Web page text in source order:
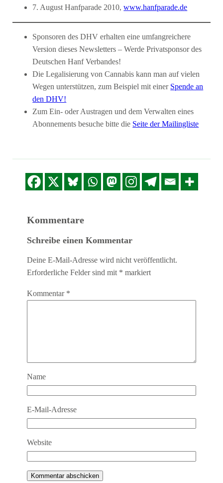
7. August Hanfparade 2010,www.hanfparade.de
Sponsoren des DHV erhalten eine umfangreichere
Version dieses Newsletters – Werde Privatsponsor des
Deutschen Hanf Verbandes!
Die Legalisierung von Cannabis kann man auf vielen
Wegen unterstützen, zum Beispiel mit einer Spende an
den DHV!
Zum Ein- oder Austragen und dem Verwalten eines
Abonnements besuche bitte die Seite der Mailingliste
Kommentare
Schreibe einen Kommentar
Deine E-Mail-Adresse wird nicht veröffentlicht.
Erforderliche Felder sind mit * markiert
Kommentar *
Name
E-Mail-Adresse
Website